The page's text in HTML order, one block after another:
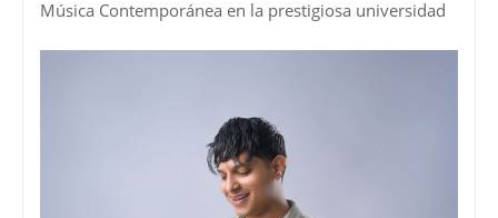
Música Contemporánea en la prestigiosa universidad